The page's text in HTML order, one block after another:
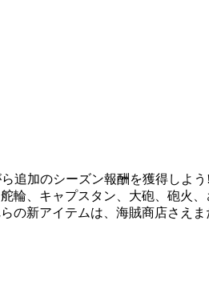
追加のシーズン報酬を獲得しよ
輪、キャプスタン、大砲、砲火、
の新アイテムは、海賊商店さえ